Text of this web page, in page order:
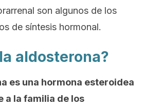
son algunos de los
de síntesis hormonal.
aldosterona?
es una hormona esteroidea
a la familia de los